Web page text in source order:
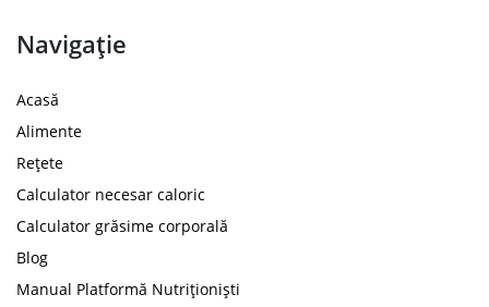
Navigație
Acasă
Alimente
Rețete
Calculator necesar caloric
Calculator grăsime corporală
Blog
Manual Platformă Nutriționiști